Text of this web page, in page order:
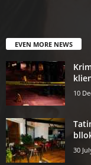
EVEN MORE NEWS
10
30